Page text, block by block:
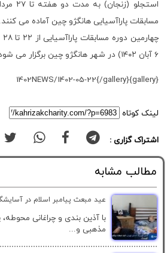
مسابقات پاراآسیایی هانگژو چین آماده می کنند.
۶ آبان ۱۴۰۲) در شهر هانگژو چین برگزار می شود.
{gallery}1402NEWS/1402-05-22{/gallery}
لینک کوتاه
اشتراک گزاری :
مطالب مشابه
عید مبعث پیامبر اسلام در
با آذین بندی و چراغانی
مذهبی و...